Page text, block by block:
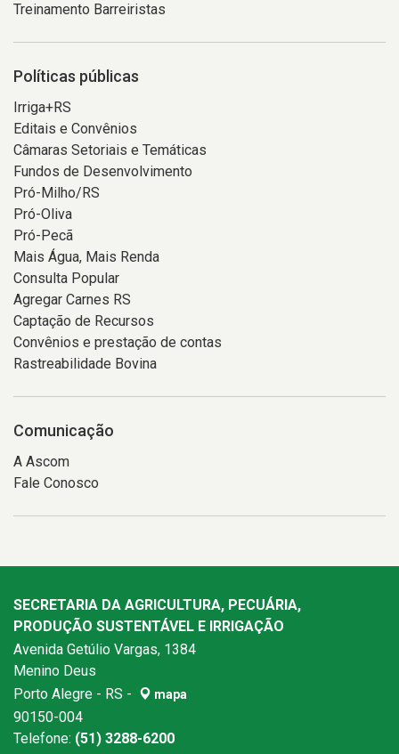
Treinamento Barreiristas
Políticas públicas
Irriga+RS
Editais e Convênios
Câmaras Setoriais e Temáticas
Fundos de Desenvolvimento
Pró-Milho/RS
Pró-Oliva
Pró-Pecã
Mais Água, Mais Renda
Consulta Popular
Agregar Carnes RS
Captação de Recursos
Convênios e prestação de contas
Rastreabilidade Bovina
Comunicação
A Ascom
Fale Conosco
SECRETARIA DA AGRICULTURA, PECUÁRIA,
PRODUÇÃO SUSTENTÁVEL E IRRIGAÇÃO
Avenida Getúlio Vargas, 1384
Menino Deus
Porto Alegre - RS -
mapa
90150-004
Telefone: (51) 3288-6200